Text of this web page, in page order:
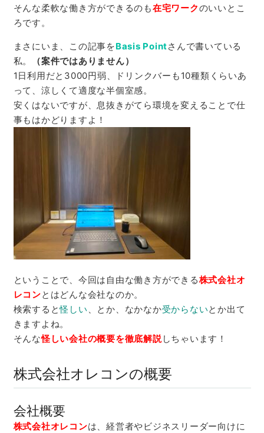
そんな柔軟な働き方ができるのも在宅ワークのいいとこ
ろです。
まさにいま、この記事をBasis Pointさんで書いている
私。
（案件ではありません）
1日利用だと3000円弱、ドリンクバーも10種類くらいあ
って、涼しくて適度な半個室感。
安くはないですが、息抜きがてら環境を変えることで仕
事もはかどりますよ！
ということで、今回は自由な働き方ができる株式会社オ
レコンとはどんな会社なのか。
検索すると怪しい 、とか、なかなか受からないとか出て
きますよね。
そんな怪しい会社の概要を徹底解説しちゃいます！
株式会社オレコンの概要
会社概要
株式会社オレコンは、経営者やビジネスリーダー向けに